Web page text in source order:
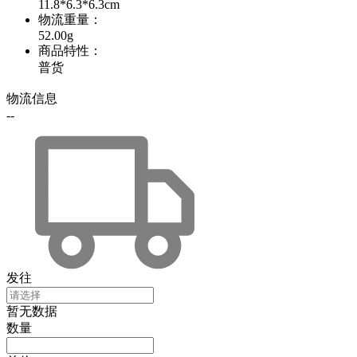
11.8*6.3*6.3cm
物流重量 ：
52.00g
商品特性 ：
普货
物流信息
--
发往
暂无数据
数量